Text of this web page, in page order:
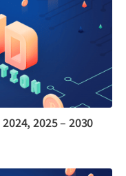
2025 – 2030